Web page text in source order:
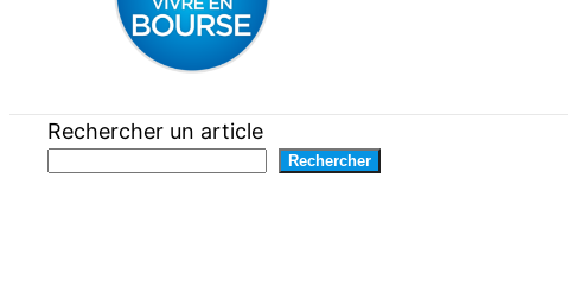
Rechercher un article
Rechercher